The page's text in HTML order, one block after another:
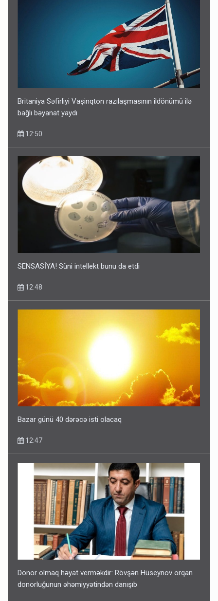
Britaniya Səfirliyi Vaşinqton razılaşmasının ildönümü ilə
bağlı bəyanat yaydı
12:50
SENSASİYA! Süni intellekt bunu da etdi
12:48
Bazar günü 40 dərəcə isti olacaq
12:47
Donor olmaq həyat verməkdir: Rövşən Hüseynov orqan
donorluğunun əhəmiyyətindən danışıb